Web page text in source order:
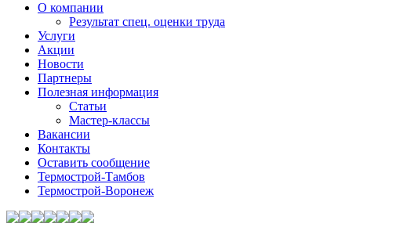
О компании
Результат спец. оценки труда
Услуги
Акции
Новости
Партнеры
Полезная информация
Статьи
Мастер-классы
Вакансии
Контакты
Оставить сообщение
Термострой-Тамбов
Термострой-Воронеж